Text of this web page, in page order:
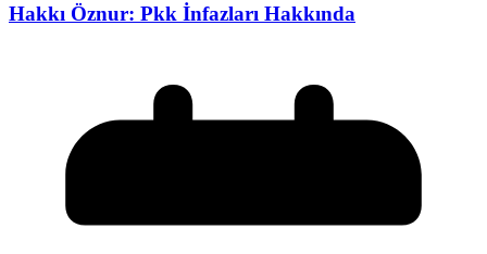
Hakkı Öznur: Pkk İnfazları Hakkında